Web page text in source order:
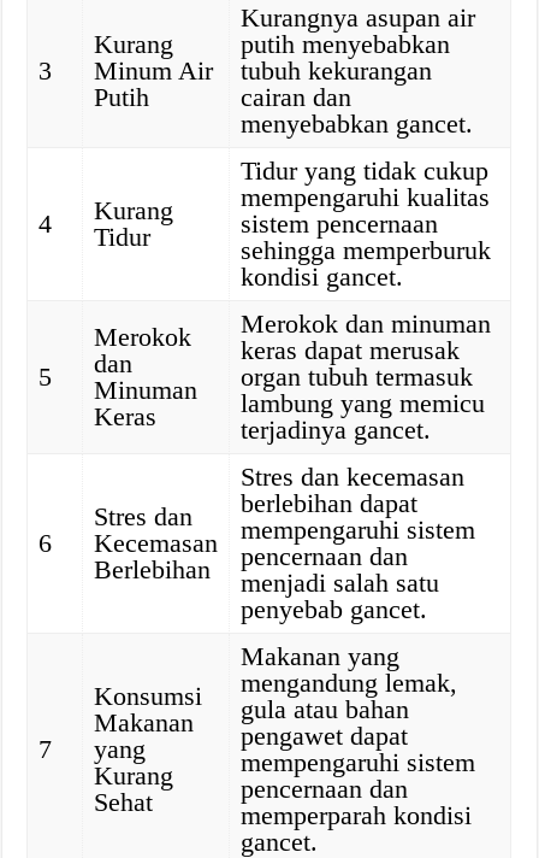
3
Kurang
Minum Air
Putih
Kurangnya asupan air
putih menyebabkan
tubuh kekurangan
cairan dan
menyebabkan gancet.
4
Kurang
Tidur
Tidur yang tidak cukup
mempengaruhi kualitas
sistem pencernaan
sehingga memperburuk
kondisi gancet.
5
Merokok
dan
Minuman
Keras
Merokok dan minuman
keras dapat merusak
organ tubuh termasuk
lambung yang memicu
terjadinya gancet.
6
Stres dan
Kecemasan
Berlebihan
Stres dan kecemasan
berlebihan dapat
mempengaruhi sistem
pencernaan dan
menjadi salah satu
penyebab gancet.
7
Konsumsi
Makanan
yang
Kurang
Sehat
Makanan yang
mengandung lemak,
gula atau bahan
pengawet dapat
mempengaruhi sistem
pencernaan dan
memperparah kondisi
gancet.